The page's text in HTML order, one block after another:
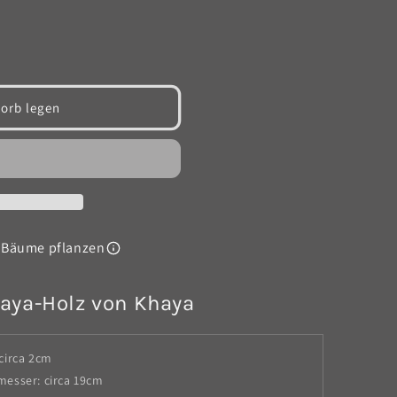
legen
pflanzen
Holz von Khaya
2cm
circa 19cm